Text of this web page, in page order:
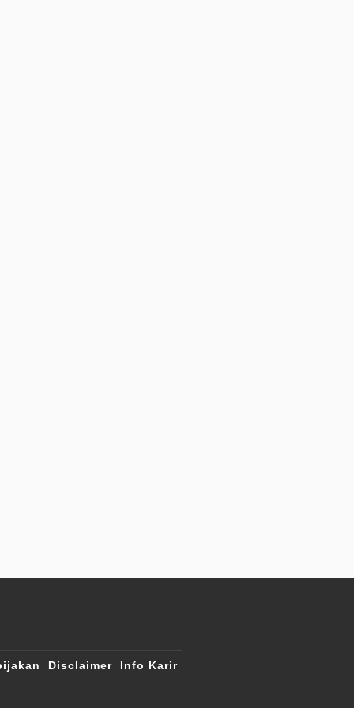
Disclaimer Info Karir